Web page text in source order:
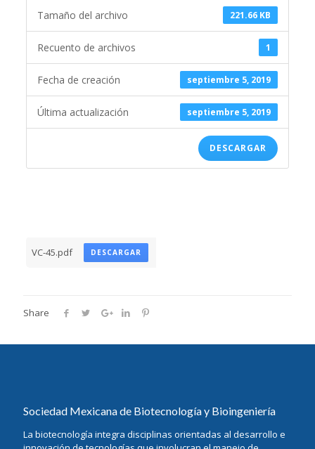
221.66 KB
Tamaño del archivo
1
Recuento de archivos
septiembre 5, 2019
Fecha de creación
septiembre 5, 2019
Última actualización
DESCARGAR
VC-45.pdf DESCARGAR
Share
Sociedad Mexicana de Biotecnología y Bioingeniería
La biotecnología integra disciplinas orientadas al desarrollo e